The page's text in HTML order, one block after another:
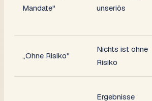
Mandate"
unseriös
„Ohne Risiko"
Nichts ist ohne
Risiko
Ergebnisse